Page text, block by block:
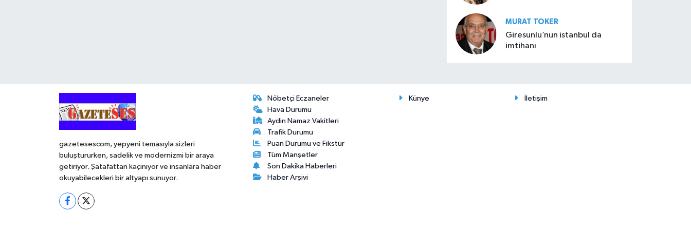
MURAT TOKER
Giresunlu’nun istanbul da
imtihanı
gazetesescom, yepyeni temasıyla sizleri
buluştururken, sadelik ve modernizmi bir araya
getiriyor. Şatafattan kaçınıyor ve insanlara haber
okuyabilecekleri bir altyapı sunuyor.
Nöbetçi Eczaneler
Hava Durumu
Aydin Namaz Vakitleri
Trafik Durumu
Puan Durumu ve Fikstür
Tüm Manşetler
Son Dakika Haberleri
Haber Arşivi
Künye İletişim